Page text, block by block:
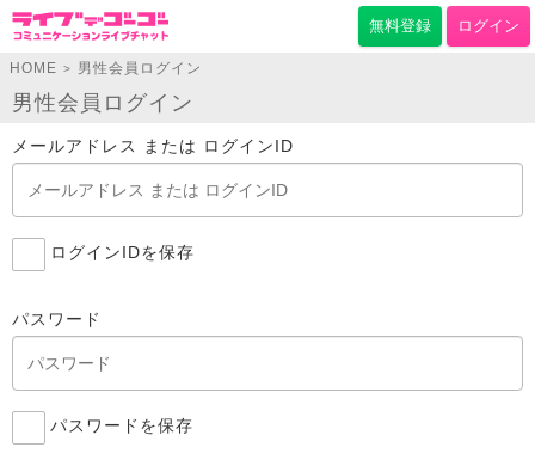
無料登録 ログイン
HOME > 男性会員ログイン
男性会員ログイン
メールアドレス または ログインID
ログインIDを保存
パスワード
パスワードを保存